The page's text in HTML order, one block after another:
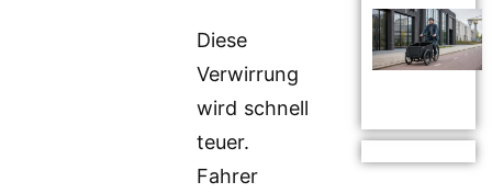
Diese
Verwirrung
wird schnell
teuer.
Fahrer